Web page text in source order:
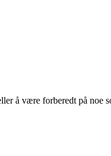
å være forberedt på noe